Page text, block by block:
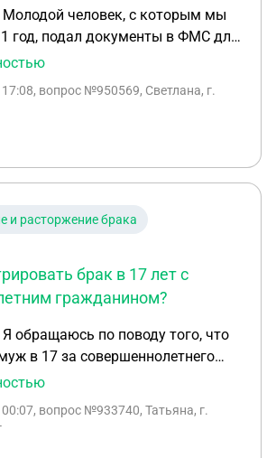
год, подал документы в ФМС для
РФ (проживаем в Крыму).
ксерокопия моего паспорта и
Подскажите,
его написать?
, вопрос №950569, Светлана, г.
и расторжение брака
брак в 17 лет с
гражданином?
Я обращаюсь по поводу того, что
в 17 за совершеннолетнего
будучи беременной и без согласия
нам могут разрешить брак, если
00:07, вопрос №933740, Татьяна, г.